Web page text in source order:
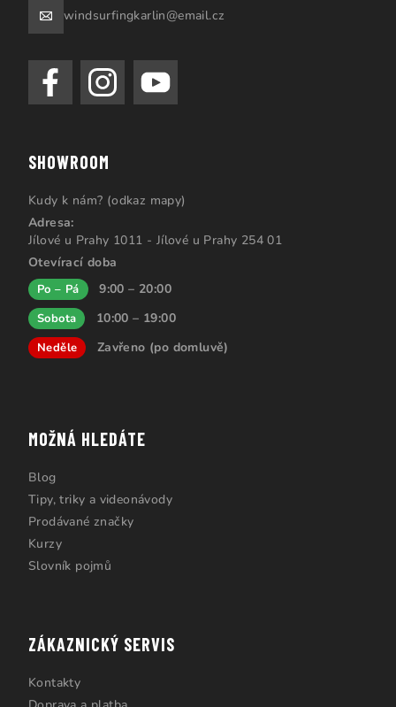
windsurfingkarlin@email.cz
SHOWROOM
Kudy k nám? (odkaz mapy)
Adresa:
Jílové u Prahy 1011 - Jílové u Prahy 254 01
Otevírací doba
Po – Pá 9:00 – 20:00
Sobota 10:00 – 19:00
Neděle Zavřeno (po domluvě)
MOŽNÁ HLEDÁTE
Blog
Tipy, triky a videonávody
Prodávané značky
Kurzy
Slovník pojmů
ZÁKAZNICKÝ SERVIS
Kontakty